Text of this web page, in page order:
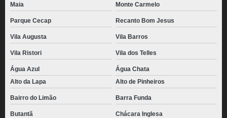
Maia Monte Carmelo
Parque Cecap Recanto Bom Jesus
Vila Augusta Vila Barros
Vila Ristori Vila dos Telles
Água Azul
Água Chata
Alto da Lapa
Alto de Pinheiros
Bairro do Limão Barra Funda
Butantã Chácara Inglesa